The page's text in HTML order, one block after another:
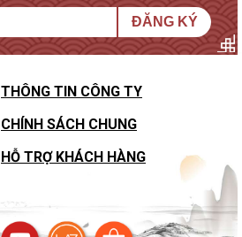
ĐĂNG KÝ
THÔNG TIN CÔNG TY
CHÍNH SÁCH CHUNG
HỖ TRỢ KHÁCH HÀNG